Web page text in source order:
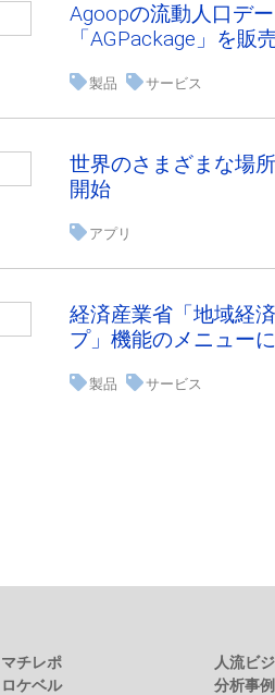
Agoopの流動人口デ
「AGPackage」を
製品 サービス
世界のさまざまな場
開始
アプリ
経済産業省「地域経
プ」機能のメニュー
製品 サービス
マチレポ
ロケベル
人流ビ
分析事例